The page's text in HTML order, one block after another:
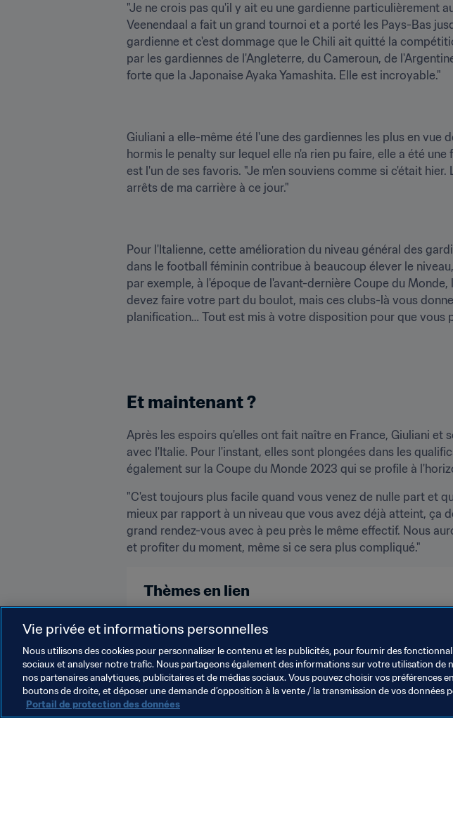
"Je ne crois pas qu'il y ait eu une gardienne particulièrement
Veenendaal a fait un grand tournoi et a porté les Pays-Bas
gardienne et c'est dommage que le Chili ait quitté la
par les gardiennes de l'Angleterre, du Cameroun, de
forte que la Japonaise Ayaka Yamashita. Elle est incroyable."
Giuliani a elle-même été l'une des gardiennes les plus en
hormis le penalty sur lequel elle n'a rien pu faire, elle a été
est l'un de ses favoris. "Je m'en souviens comme si c'était
arrêts de ma carrière à ce jour."
Pour l'Italienne, cette amélioration du niveau général des
dans le football féminin contribue à beaucoup élever le
par exemple, à l'époque de l'avant-dernière Coupe du Monde,
devez faire votre part du boulot, mais ces clubs-là vous
planification… Tout est mis à votre disposition pour que vous
Et maintenant ?
Après les espoirs qu'elles ont fait naître en France, Giuliani
avec l'Italie. Pour l'instant, elles sont plongées dans les
également sur la Coupe du Monde 2023 qui se profile à
"C'est toujours plus facile quand vous venez de nulle part et
mieux par rapport à un niveau que vous avez déjà atteint, ça
grand rendez-vous avec à peu près le même effectif. Nous
et profiter du moment, même si ce sera plus compliqué."
Thèmes en lien
Italy
Vie privée et informations personnelles
Nous utilisons des cookies pour personnaliser le contenu et les publicités, pour fournir des
sociaux et analyser notre trafic. Nous partageons également des informations sur votre utilisation de
nos partenaires analytiques, publicitaires et de médias sociaux. Vous pouvez choisir vos préférences
boutons de droite, et déposer une demande d’opposition à la vente / la transmission de vos données
Portail de protection des données